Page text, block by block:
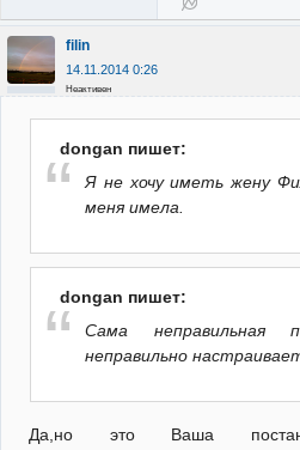
filin
14.11.2014 0:26
Неактивен
dongan пишет:
Я не хочу иметь жену
меня имела.
dongan пишет:
Сама неправильная
неправильно
Да,но это Ваша